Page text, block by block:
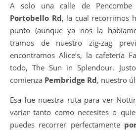
A solo una calle de Pencombe
Portobello Rd, la cual recorrimos
punto (aunque ya nos la
tramos de nuestro zig-zag
encontramos Alice’s, la cafetería
todo, The Sun in Splendour.
comienza Pembridge Rd, nuestro
Esa fue nuestra ruta para ver
variar tanto como necesites o
puedes recorrer perfectamente